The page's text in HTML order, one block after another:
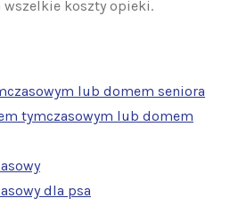
wszelkie koszty opieki.
lub domem seniora
tymczasowym lub domem
dla psa